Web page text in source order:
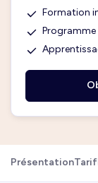
Formation
PrésentationTarif